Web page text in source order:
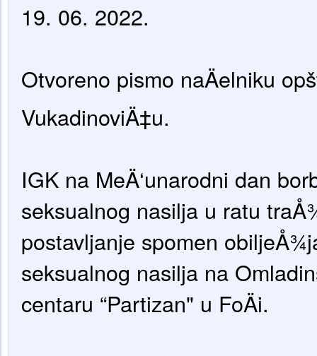
19. 06. 2022.
Otvoreno pismo naÄelniku
VukadinoviÄ‡u.
IGK na MeÄ‘unarodni dan
seksualnog nasilja u ratu
postavljanje spomen
seksualnog nasilja na
centaru “Partizan" u FoÄi.